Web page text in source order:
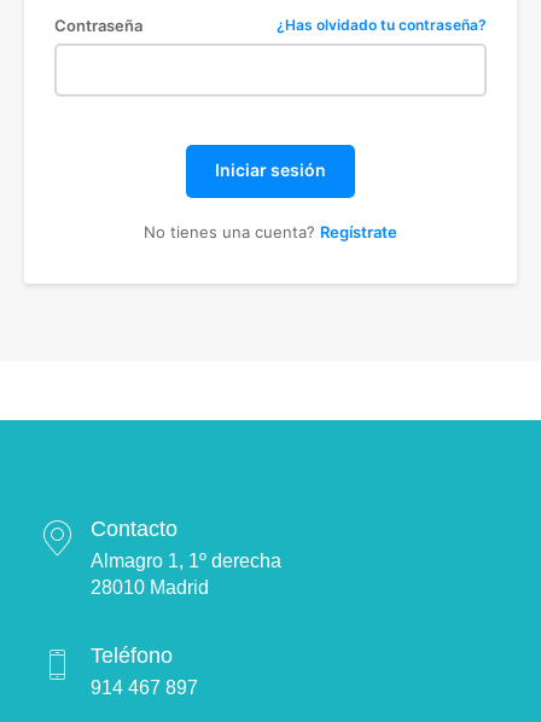
Contraseña ¿Has olvidado tu contraseña?
Iniciar sesión
No tienes una cuenta? Regístrate
Contacto
Almagro 1, 1º derecha
28010 Madrid
Teléfono
914 467 897